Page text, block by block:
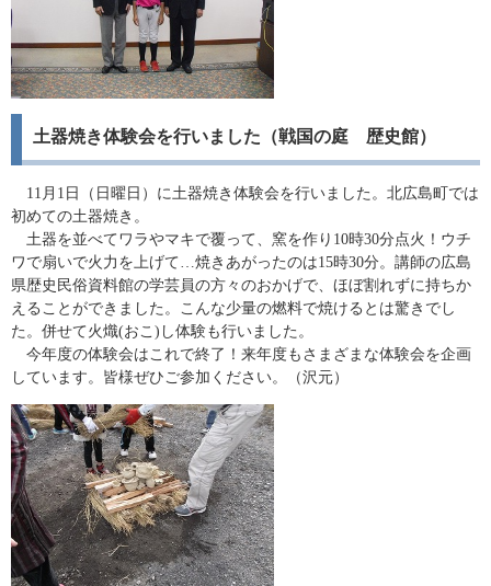
土器焼き体験会を行いました（戦国の庭 歴史館）
11月1日（日曜日）に土器焼き体験会を行いました。北広島町では
初めての土器焼き。
土器を並べてワラやマキで覆って、窯を作り10時30分点火！ウチ
ワで扇いで火力を上げて…焼きあがったのは15時30分。講師の広島
県歴史民俗資料館の学芸員の方々のおかげで、ほぼ割れずに持ちか
えることができました。こんな少量の燃料で焼けるとは驚きでし
た。併せて火熾(おこ)し体験も行いました。
今年度の体験会はこれで終了！来年度もさまざまな体験会を企画
しています。皆様ぜひご参加ください。（沢元）